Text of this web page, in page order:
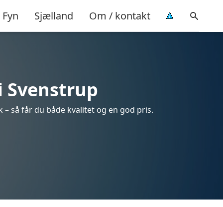
Fyn Sjælland Om / kontakt
så får du både kvalitet og en god pris.